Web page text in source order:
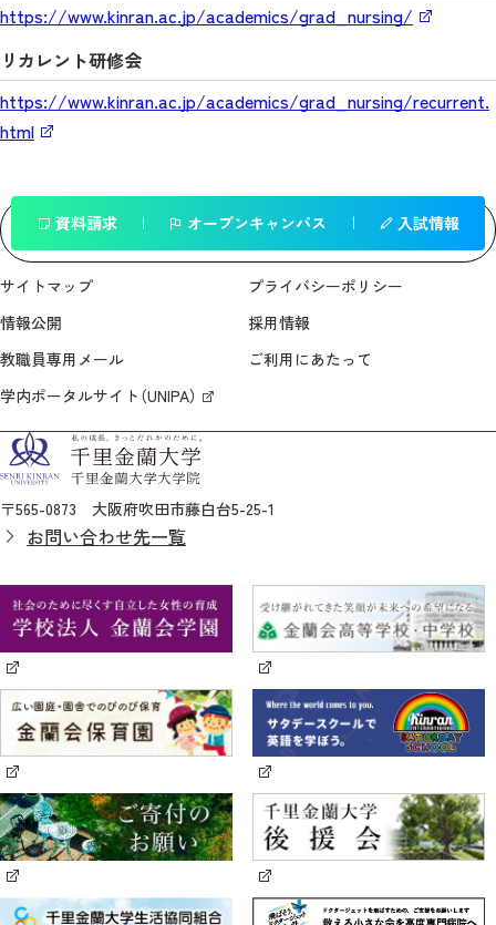
https://www.kinran.ac.jp/academics/grad_nursing/
リカレント研修会
https://www.kinran.ac.jp/academics/grad_nursing/recurrent.
html
一覧へ戻る
資料請求 オープンキャンパス 入試情報
サイトマップ
プライバシーポリシー
情報公開
採用情報
教職員専用メール
ご利用にあたって
学内ポータルサイト（UNIPA）
〒565-0873 大阪府吹田市藤白台5-25-1
お問い合わせ先一覧